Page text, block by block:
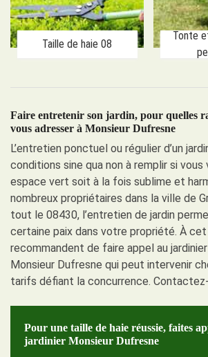
Taille de haie 08
Tonte
Faire entretenir son jardin, pour quelles
vous adresser à Monsieur Dufresne
L’entretien ponctuel ou régulier d’un
conditions sine qua non à remplir si
espace vert soit à la fois sublime et
nombreux propriétaires dans la ville de
tout le 08430, l’entretien de jardin
certaine paix dans votre propriété. À
recommandent de faire appel au
Monsieur Dufresne qui peut intervenir
tarifs défiant la concurrence.
Pour une taille de haie réussie, faites
jardinier Monsieur Dufresne